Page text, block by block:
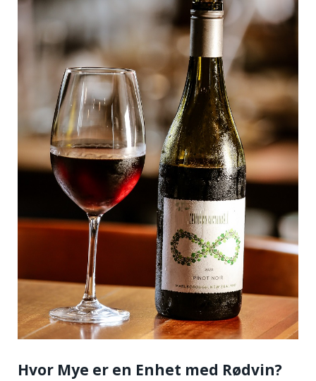
Hvor Mye er en Enhet med Rødvin?